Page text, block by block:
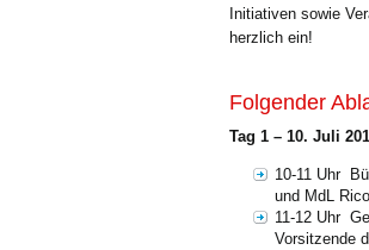
Initiativen sowie
herzlich ein!
Folgender
Tag 1 – 10. Juli
10-11 Uhr
und MdL
11-12 Uhr
Vorsitzende